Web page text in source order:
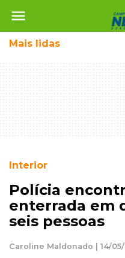
menu
Mais lidas
Interior
Polícia
enterrada em
seis pessoas
Caroline Maldonado | 14/05/